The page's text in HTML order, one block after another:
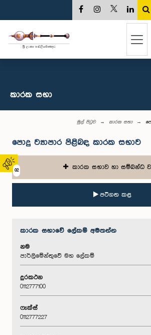
02
කාරක සභා
මුල් පිටුව කාරක සභා
පොදු ව්‍යාපාර පිළිබඳ කාරක සභාව
කාරක සභාව හා සම්බන්ධ
පටිගත කළ
කාරක සභා‌වේ ලේකම් අමතන්න
නම
පාර්ලිමේන්තුවේ මහ ලේකම්
දුරකථන
0112777100
ෆැක්ස්
0112777227